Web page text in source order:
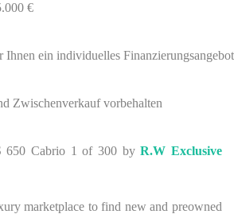
€
Ihnen ein individuelles
Zwischenverkauf vorbehalten
650 Cabrio 1 of 300 byR.W Exclusive
marketplace to find new and preowned